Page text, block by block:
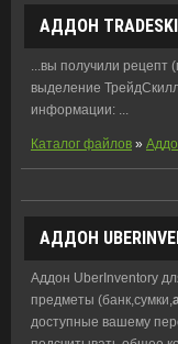
АДДОН
...вы получили рецепт
выделение
информации: ...
Каталог файлов »
АДДОН
Аддон UberInventory
предметы (банк,сумки,
доступные вашему